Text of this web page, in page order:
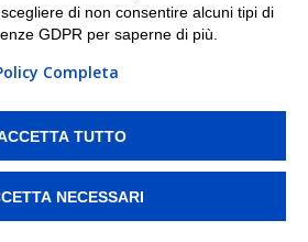
| REA: RM 1494760 | Cap.Soc.: 50.000€ |
|Privacy |Preferenze Cookies
online e spedire i tuoi pacchi.
di non consentire alcuni tipi di
GDPR per saperne di più.
Completa
TUTTO
NECESSARI